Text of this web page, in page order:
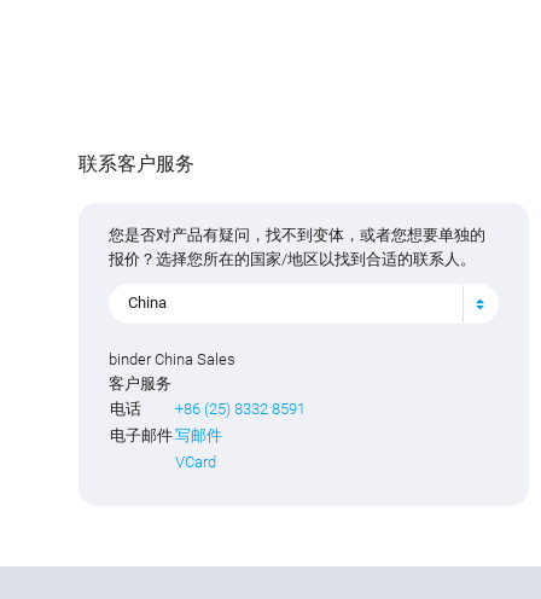
联系客户服务
您是否对产品有疑问，找不到变体，或者您想要单独的
报价？选择您所在的国家/地区以找到合适的联系人。
China
binder China Sales
客户服务
电话
+86 (25) 8332 8591
电子邮件写邮件
VCard